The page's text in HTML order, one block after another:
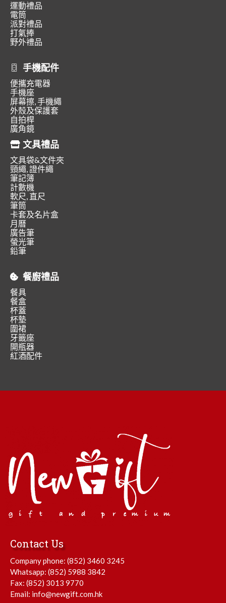
運動禮品
電筒
派對禮品
打氣捧
野外禮品
手機配件
便攜充電器
手機座
屏幕擦, 手機繩
外殼及保護套
自拍桿
廣角鏡
文具禮品
文具袋&文件夾
頸繩, 證件繩
筆記簿
計數機
軟尺, 直尺
筆筒
卡套及名片盒
月曆
廣告筆
螢光筆
鉛筆
餐廚禮品
餐具
餐盒
杯蓋
杯墊
圍裙
牙籤座
開瓶器
紅酒配件
Contact Us
Company phone: (852) 3460 3245
Whatsapp: (852) 5988 3842
Fax: (852) 3013 9770
Email: info@newgift.com.hk